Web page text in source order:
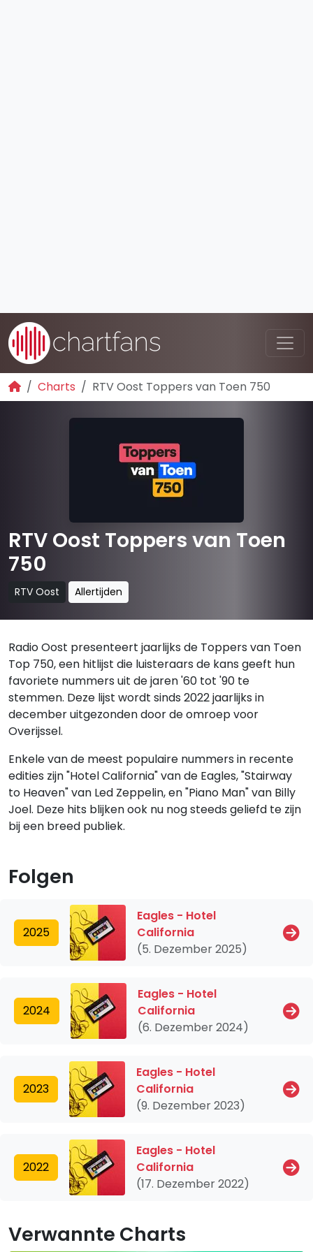
Charts RTV Oost Toppers van Toen 750
RTV Oost Toppers van Toen
750
RTV Oost Allertijden
Radio Oost presenteert jaarlijks de Toppers van Toen
Top 750, een hitlijst die luisteraars de kans geeft hun
favoriete nummers uit de jaren '60 tot '90 te
stemmen. Deze lijst wordt sinds 2022 jaarlijks in
december uitgezonden door de omroep voor
Overijssel.
Enkele van de meest populaire nummers in recente
edities zijn "Hotel California" van de Eagles, "Stairway
to Heaven" van Led Zeppelin, en "Piano Man" van Billy
Joel. Deze hits blijken ook nu nog steeds geliefd te zijn
bij een breed publiek.
Folgen
2025
Eagles - Hotel
California
(5. Dezember 2025)
2024
Eagles - Hotel
California
(6. Dezember 2024)
2023
Eagles - Hotel
California
(9. Dezember 2023)
2022
Eagles - Hotel
California
(17. Dezember 2022)
Verwannte Charts